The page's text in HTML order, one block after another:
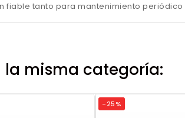
fiable tanto para mantenimiento
la misma categoría:
-25%